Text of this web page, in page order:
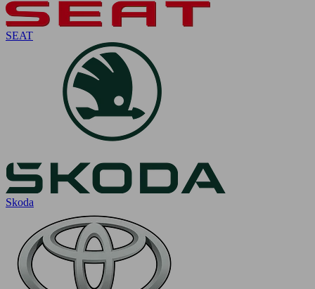
SEAT
Skoda